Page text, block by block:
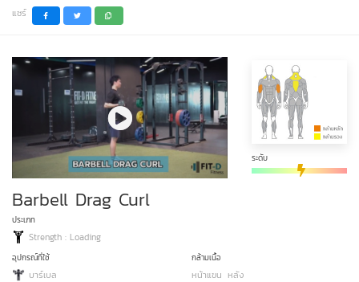
แชร์
ระดับ
Barbell Drag Curl
ประเภท
Strength : Loading
อุปกรณ์ที่ใช้
บาร์เบล
กล้ามเนื้อ
หน้าแขน หลัง